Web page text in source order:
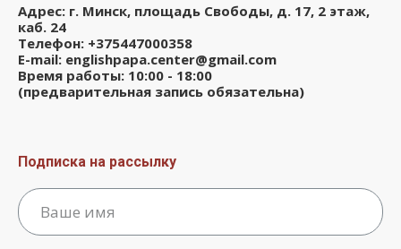
Адрес: г. Минск, площадь Свободы, д. 17, 2 этаж,
каб. 24
Телефон: +375447000358
E-mail: englishpapa.center@gmail.com
Время работы: 10:00 - 18:00
(предварительная запись обязательна)
Подписка на рассылку